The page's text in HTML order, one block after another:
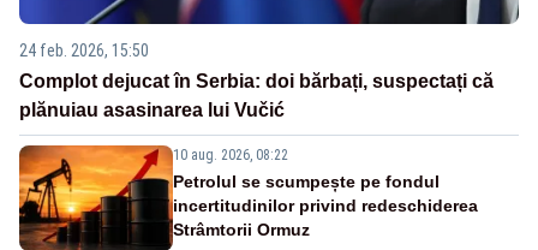
24 feb. 2026, 15:50
Complot dejucat în Serbia: doi bărbați, suspectați că
plănuiau asasinarea lui Vučić
10 aug. 2026, 08:22
Petrolul se scumpește pe fondul
incertitudinilor privind redeschiderea
Strâmtorii Ormuz